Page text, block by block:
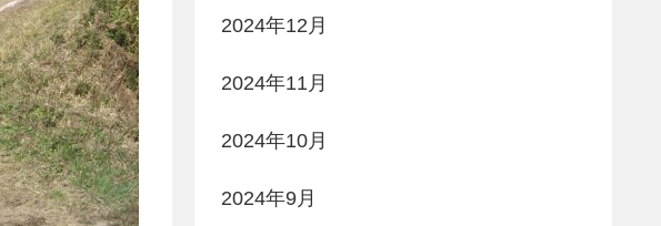
2024年12月
2024年11月
2024年10月
2024年9月